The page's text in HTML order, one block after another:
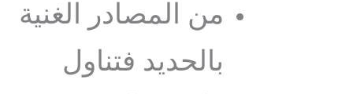
من المصادر الغنية
بالحديد فتناول